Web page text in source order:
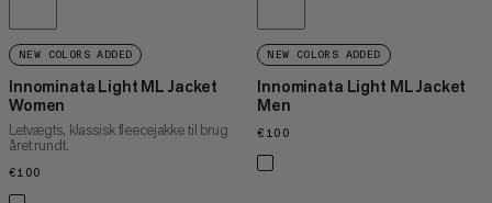
NEW COLORS ADDED
Innominata Light ML Jacket
Women
Letvægts, klassisk fleecejakke til brug
året rundt.
€100
NEW COLORS ADDED
Innominata Light ML Jacket
Men
€100